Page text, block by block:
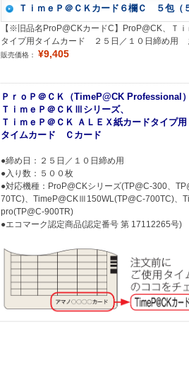
ＴｉｍｅＰ＠ＣＫカード６欄Ｃ ５包（
【※旧品名ProP@CKカードC】ProP@CK、Ｔ
タイプ用タイムカード ２５日／１０日締め用
販売価格： ¥9,405
ＰｒｏＰ＠ＣＫ（TimeP@CK Professional）
ＴｉｍｅＰ＠ＣＫⅢシリーズ、
ＴｉｍｅＰ＠ＣＫ ＡＬＥＸ紙カードタイプ用
タイムカード Ｃカード
●締め日：２５日／１０日締め用
●入り数：５００枚
●対応機種：ProP@CKシリーズ(TP@C-300、
70TC)、TimeP@CKⅢ150WL(TP@C-700TC)、
pro(TP@C-900TR)
●エコマーク認定商品(認定番号 第 17112265号)